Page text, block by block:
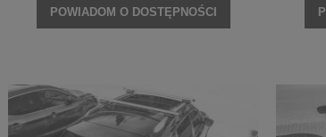
SKODA KAROQ NU7 2017+ PÓŁKA BAGAŻNIKA
57A867769C
DO KOSZYKA
FORD
PRZED
POWIADOM O DOSTĘPNOŚCI